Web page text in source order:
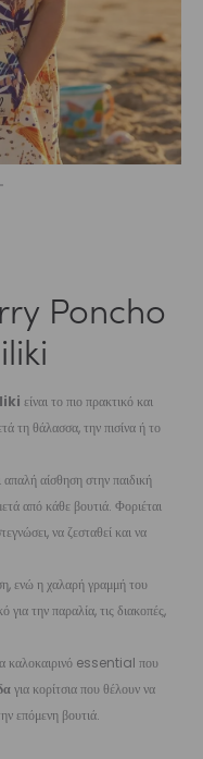
Poncho
είναι το πιο πρακτικό και
τη θάλασσα, την πισίνα ή το
απαλή αίσθηση στην παιδική
από κάθε βουτιά. Φοριέται
να ζεσταθεί και να
ενώ η χαλαρή γραμμή του
για την παραλία, τις διακοπές,
καλοκαιρινό essential που
για κορίτσια που θέλουν να
επόμενη βουτιά.